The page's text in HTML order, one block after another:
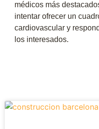
médicos más
intentar ofrecer un
cardiovascular y
los interesados.